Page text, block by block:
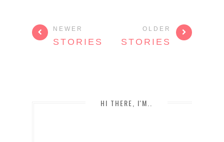
NEWER
STORIES
OLDER
STORIES
HI THERE, I'M..